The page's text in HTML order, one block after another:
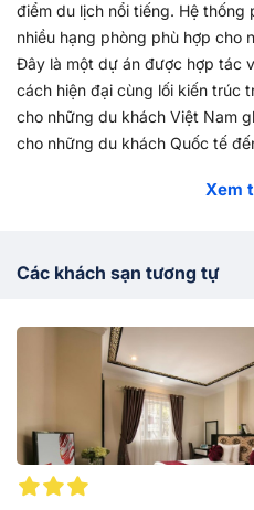
điểm du lịch nổi tiếng. Hệ thống
nhiều hạng phòng phù hợp cho
Đây là một dự án được hợp tác
cách hiện đại cùng lối kiến trúc
cho những du khách Việt Nam
cho những du khách Quốc tế
Tại khách sạn có đầy đủ các
cảm giác thú vị tại quán cà phê
Hà Nội được yêu thích nhất đối
năm gần đây.
Liên hệ Vietnam Booking để
cùng hấp dẫn. Nếu quý khách
về dịch vụ phòng
khách sạn Hà
1900 4698
Xem
Các khách sạn tương tự